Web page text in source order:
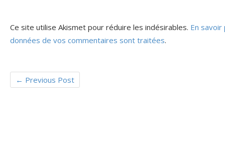
Ce site utilise Akismet pour réduire les indésirables. En
données de vos commentaires sont traitées.
← Previous Post